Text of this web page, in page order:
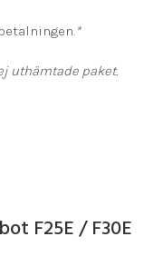
*
uthämtade paket.
F25E / F30E